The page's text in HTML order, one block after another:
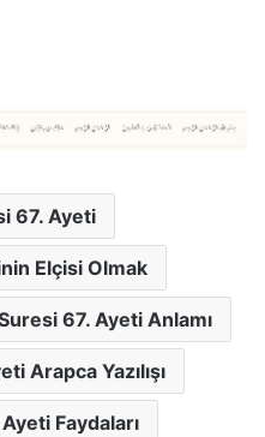
67. Ayeti
Elçisi Olmak
67. Ayeti Anlamı
Arapca Yazılışı
Faydaları